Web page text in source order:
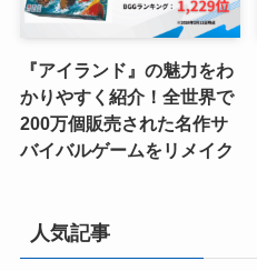
『アイランド』の魅力をわ
かりやすく紹介！全世界で
200万個販売された名作サ
バイバルゲームをリメイク
人気記事